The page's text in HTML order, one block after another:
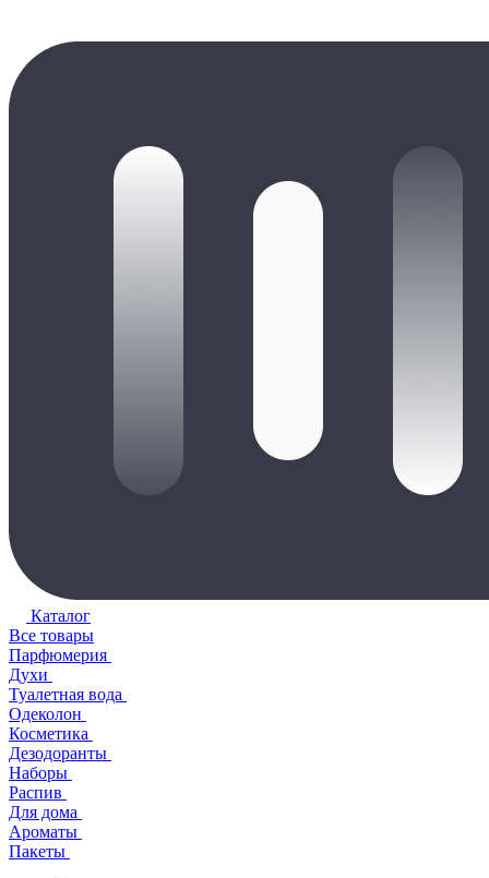
Каталог
Все товары
Парфюмерия
Духи
Туалетная вода
Одеколон
Косметика
Дезодоранты
Наборы
Распив
Для дома
Ароматы
Пакеты